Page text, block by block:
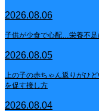
2026.08.06
子供が少食で心配…栄養不
2026.08.05
上の子の赤ちゃん返りがひ
を促す接し方
2026.08.04